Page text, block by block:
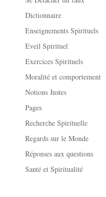
Dictionnaire
Enseignements Spirituels
Eveil Spirituel
Exercices Spirituels
Moralité et comportement
Notions Justes
Pages
Recherche Spirituelle
Regards sur le Monde
Réponses aux questions
Santé et Spiritualité